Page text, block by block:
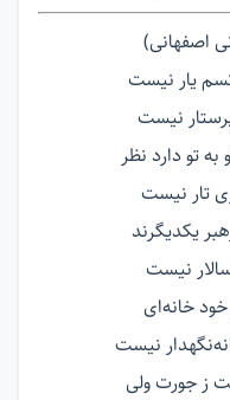
اصفهانی)
یار نیست
نیست
تو دارد نظر
تار نیست
یکدیگرند
نیست
خانه‌ای
نیست
ز جورت ولی